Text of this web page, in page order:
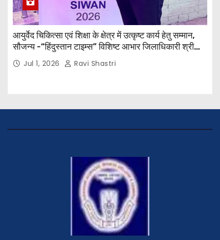
आयुर्वेद चिकित्सा एवं शिक्षा के क्षेत्र में उत्कृष्ट कार्य हेतु सम्मान,
सौजन्य -“हिंदुस्तान टाइम्स” विशिष्ट आभार जिलाधिकारी श्री
विवेक रंजन मैत्रेय (भा०प्र० से०), आरक्षी अधीक्षक श्री पूरन झा
(भा०पु०से०) सिविल सर्जन, सिवान एवं ब्यूरो चीफ श्री नीरज
Jul 1, 2026 Ravi Shastri